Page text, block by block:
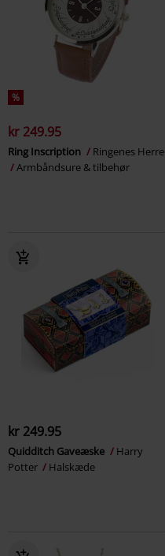
%
kr 249.95
Ring Inscription
Ringenes Herre
Armbåndsure & tilbehør
kr 249.95
Quidditch Gaveæske
Harry
Potter
Halskæde